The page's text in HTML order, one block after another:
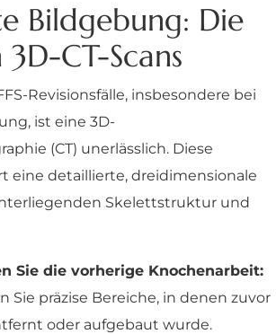
Bildgebung: Die
CT-Scans
Revisionsfälle, insbesondere bei
ist eine 3D-
(CT) unerlässlich. Diese
eine detaillierte, dreidimensionale
Skelettstruktur und
Sie die vorherige Knochenarbeit:
Sie präzise Bereiche, in denen zuvor
oder aufgebaut wurde.